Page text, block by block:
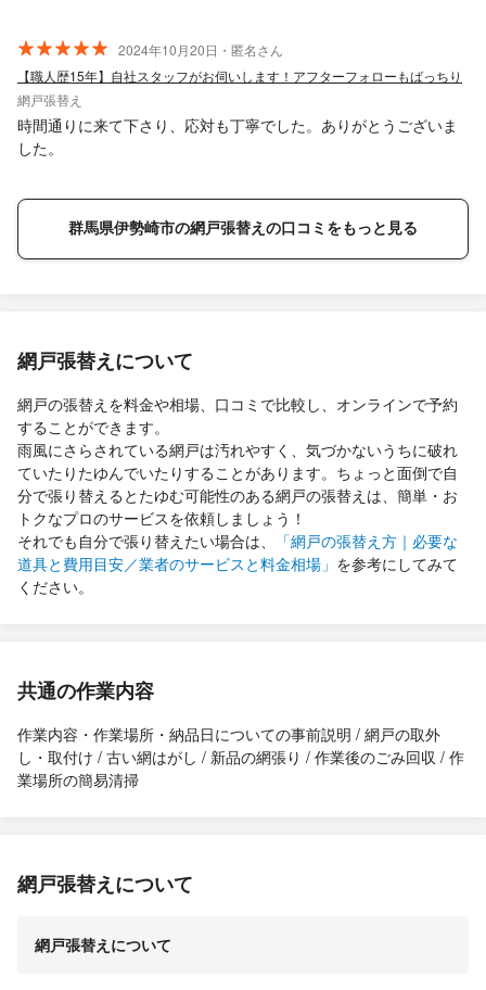
2024年10月20日・匿名さん
【職人歴15年】自社スタッフがお伺いします！アフターフォローもばっちり
網戸張替え
時間通りに来て下さり、応対も丁寧でした。ありがとうございま
した。
群馬県伊勢崎市の網戸張替えの口コミをもっと見る
網戸張替えについて
網戸の張替えを料金や相場、口コミで比較し、オンラインで予約
することができます。
雨風にさらされている網戸は汚れやすく、気づかないうちに破れ
ていたりたゆんでいたりすることがあります。ちょっと面倒で自
分で張り替えるとたゆむ可能性のある網戸の張替えは、簡単・お
トクなプロのサービスを依頼しましょう！
それでも自分で張り替えたい場合は、
「網戸の張替え方｜必要な
道具と費用目安／業者のサービスと料金相場」 を参考にしてみて
ください。
共通の作業内容
作業内容・作業場所・納品日についての事前説明 / 網戸の取外
し・取付け / 古い網はがし / 新品の網張り / 作業後のごみ回収 / 作
業場所の簡易清掃
網戸張替えについて
網戸張替えについて